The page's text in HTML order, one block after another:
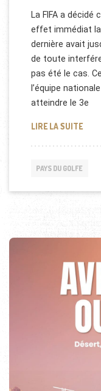
La FIFA a décidé
effet immédiat
dernière avait
de toute
pas été le cas.
l’équipe
atteindre le 3e
LIRE LA SUITELE
PAYS DU GOLFE